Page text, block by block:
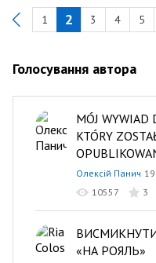
Previous
1 2 3 4 5
Голосування автора
MÓJ WYWIAD
KTÓRY
Олексій Панич
10557
3
«НА РОЯЛЬ»